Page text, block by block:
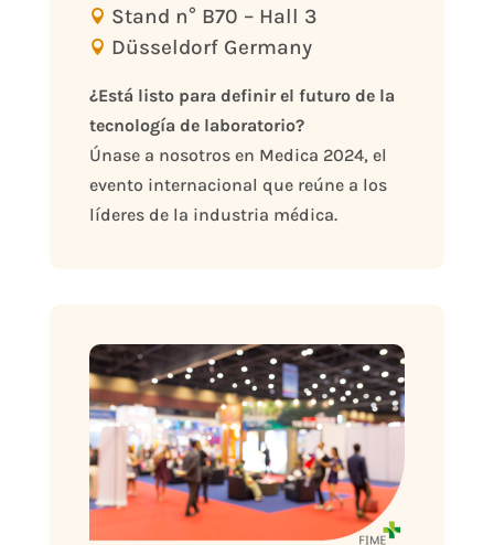
Stand n° B70 – Hall 3
Düsseldorf Germany
¿Está listo para definir el futuro de la
tecnología de laboratorio?
Únase a nosotros en Medica 2024, el
evento internacional que reúne a los
líderes de la industria médica.